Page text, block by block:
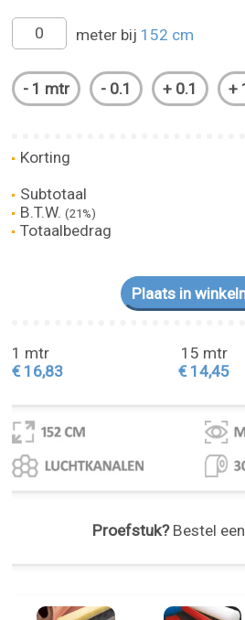
meter bij 152 cm
Korting
Subtotaal
B.T.W.(21%)
Totaalbedrag
1 mtr
€ 16,83
15 mtr
€ 14,45
Proefstuk?Bestel een